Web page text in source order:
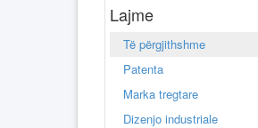
Lajme
Të përgjithshme
Patenta
Marka tregtare
Dizenjo industriale